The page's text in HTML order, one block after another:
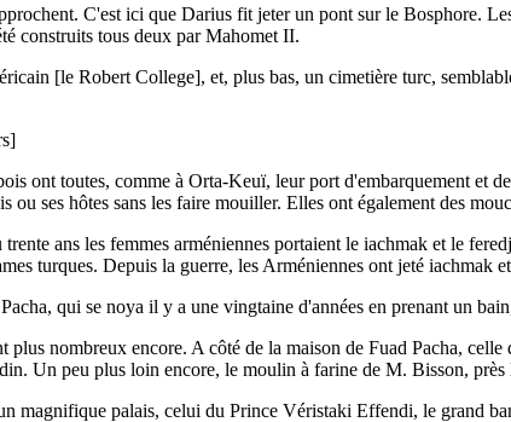
C'est ici que Darius fit jeter un pont sur le Bosphore.
construits tous deux par Mahomet II.
[le Robert College], et, plus bas, un cimetière turc,
ont toutes, comme à Orta-Keuï, leur port d'embarquement et
ou ses hôtes sans les faire mouiller. Elles ont également des
ans les femmes arméniennes portaient le iachmak et le
turques. Depuis la guerre, les Arméniennes ont jeté iachmak
qui se noya il y a une vingtaine d'années en prenant un
plus nombreux encore. A côté de la maison de Fuad Pacha,
Un peu plus loin encore, le moulin à farine de M. Bisson, près
magnifique palais, celui du Prince Véristaki Effendi, le grand